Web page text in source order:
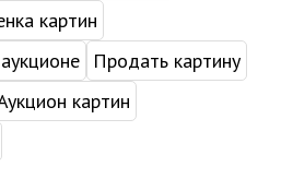
картин
Продать картину
картин